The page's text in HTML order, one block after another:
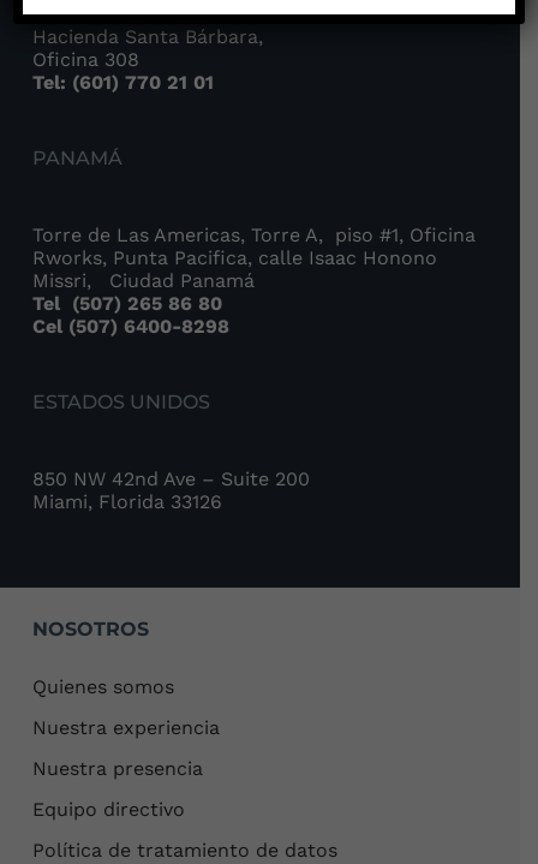
Carrera 6 No. 115 – 65
Hacienda Santa Bárbara,
Oficina 308
Tel: (601) 770 21 01
PANAMÁ
Torre de Las Americas, Torre A, piso #1, Oficina
Rworks, Punta Pacifica, calle Isaac Honono
Missri, Ciudad Panamá
Tel (507) 265 86 80
Cel (507) 6400-8298
ESTADOS UNIDOS
850 NW 42nd Ave – Suite 200
Miami, Florida 33126
NOSOTROS
Quienes somos
Nuestra experiencia
Nuestra presencia
Equipo directivo
Política de tratamiento de datos